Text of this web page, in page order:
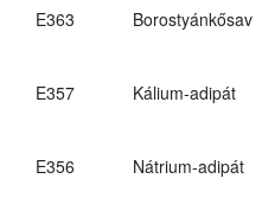
E363 Borostyánkősav
E357 Kálium-adipát
E356 Nátrium-adipát